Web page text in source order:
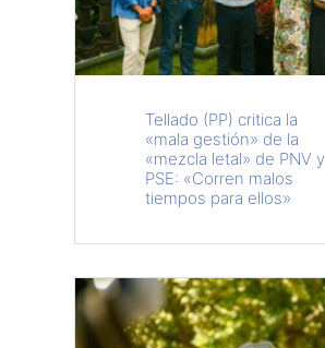
Tellado (PP) critica la
«mala gestión» de la
«mezcla letal» de PNV y
PSE: «Corren malos
tiempos para ellos»